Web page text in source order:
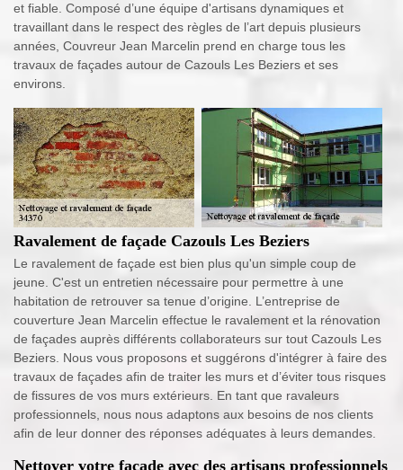
et fiable. Composé d’une équipe d'artisans dynamiques et
travaillant dans le respect des règles de l’art depuis plusieurs
années, Couvreur Jean Marcelin prend en charge tous les
travaux de façades autour de Cazouls Les Beziers et ses
environs.
Ravalement de façade Cazouls Les Beziers
Le ravalement de façade est bien plus qu'un simple coup de
jeune. C'est un entretien nécessaire pour permettre à une
habitation de retrouver sa tenue d’origine. L’entreprise de
couverture Jean Marcelin effectue le ravalement et la rénovation
de façades auprès différents collaborateurs sur tout Cazouls Les
Beziers. Nous vous proposons et suggérons d'intégrer à faire des
travaux de façades afin de traiter les murs et d’éviter tous risques
de fissures de vos murs extérieurs. En tant que ravaleurs
professionnels, nous nous adaptons aux besoins de nos clients
afin de leur donner des réponses adéquates à leurs demandes.
Nettoyer votre façade avec des artisans professionnels